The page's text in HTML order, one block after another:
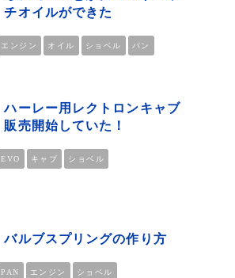
チオイルができた
エンジン オイル ショベル パン
ハーレー用レクトロンキャブ
販売開始していた！
EVO キャブ ショベル
バルブスプリングの作り方
PAN エンジン ショベル